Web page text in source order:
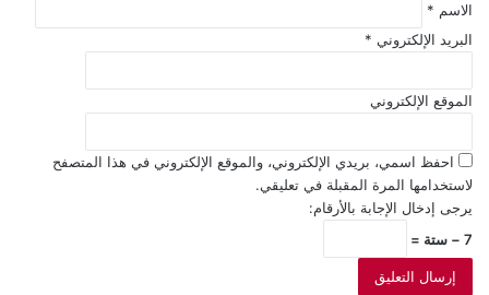
الاسم *
البريد الإلكتروني *
الموقع الإلكتروني
احفظ اسمي، بريدي الإلكتروني، والموقع الإلكتروني في هذا المتصفح
لاستخدامها المرة المقبلة في تعليقي.
يرجى إدخال الإجابة بالأرقام:
7 − ستة =